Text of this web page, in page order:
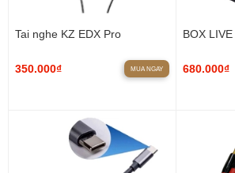
Tai nghe KZ EDX Pro
350.000₫ MUA NGAY
BOX
680.000₫